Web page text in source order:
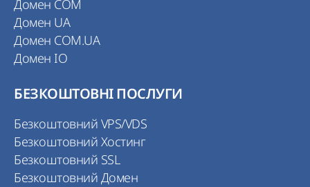
Домен COM
Домен UA
Домен COM.UA
Домен IO
БЕЗКОШТОВНІ ПОСЛУГИ
Безкоштовний VPS/VDS
Безкоштовний Хостинг
Безкоштовний SSL
Безкоштовний Домен